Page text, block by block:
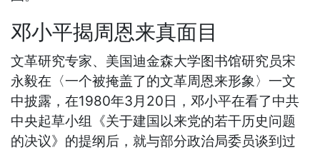
邓小平揭周恩来真面目
文革研究专家、美国迪金森大学图书馆研究员宋
永毅在〈一个被掩盖了的文革周恩来形象〉一文
中披露，在1980年3月20日，邓小平在看了中共
中央起草小组《关于建国以来党的若干历史问题
的决议》的提纲后，就与部分政治局委员谈到过